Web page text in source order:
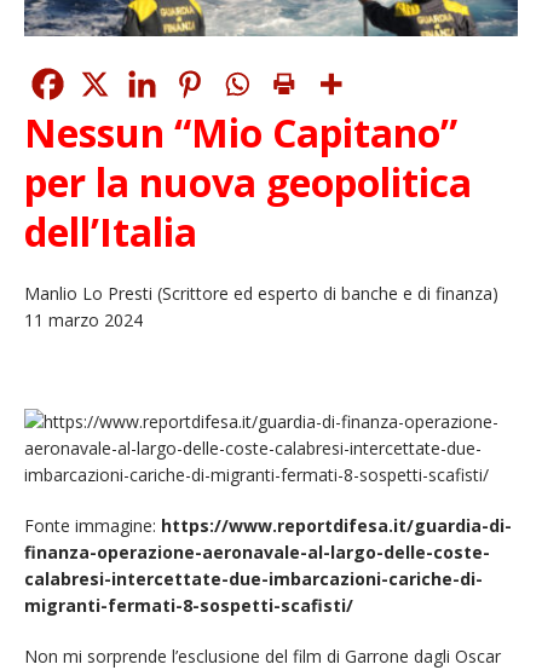
Nessun “Mio Capitano”
per la nuova geopolitica
dell’Italia
Manlio Lo Presti (Scrittore ed esperto di banche e di finanza)
11 marzo 2024
Fonte immagine: https://www.reportdifesa.it/guardia-di-
finanza-operazione-aeronavale-al-largo-delle-coste-
calabresi-intercettate-due-imbarcazioni-cariche-di-
migranti-fermati-8-sospetti-scafisti/
Non mi sorprende l’esclusione del film di Garrone dagli Oscar